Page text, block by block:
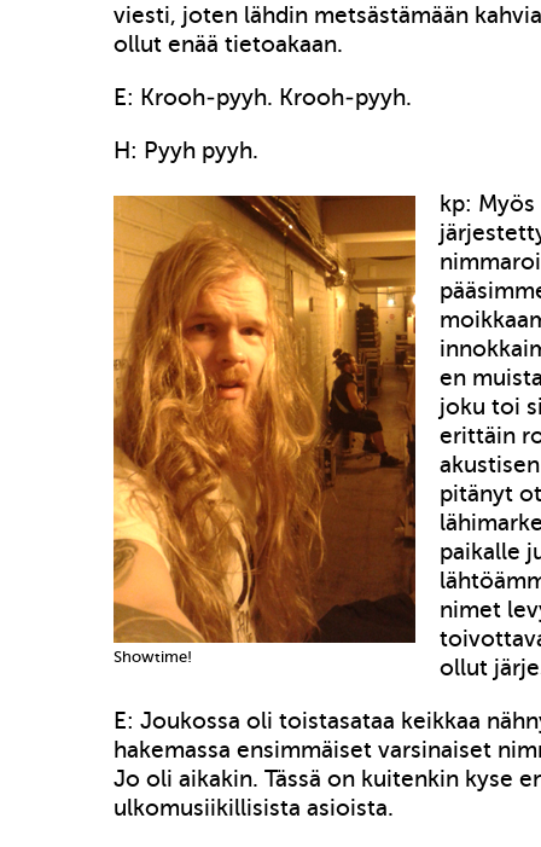
viesti, joten lähdin metsästämään
ollut enää tietoakaan.
E: Krooh-pyyh. Krooh-pyyh.
H: Pyyh pyyh.
Showtime!
kp:
en
joku toi
erittäin
pitänyt
paikalle
nimet
ollut
E: Joukossa oli toistasataa keikkaa
hakemassa ensimmäiset varsinaiset
Jo oli aikakin. Tässä on kuitenkin kyse
ulkomusiikillisista asioista.